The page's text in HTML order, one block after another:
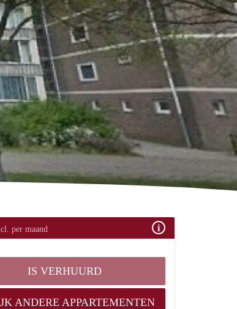
per maand
IS VERHUURD
ANDERE APPARTEMENTEN